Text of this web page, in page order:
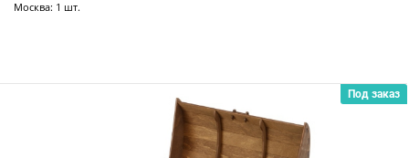
Москва: 1 шт.
Под заказ